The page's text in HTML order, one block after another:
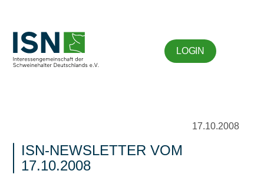
LOGIN
17.10.2008
ISN-NEWSLETTER VOM
17.10.2008